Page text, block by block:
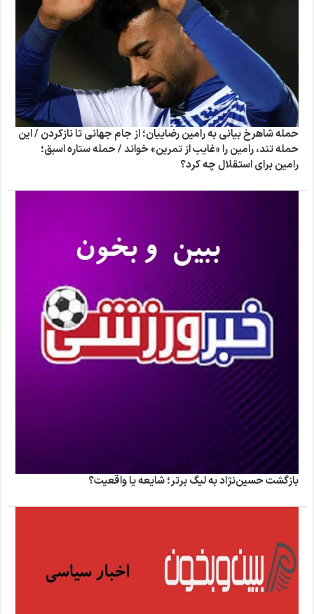
حمله شاهرخ بیانی به رامین رضاییان؛ از جام جهانی تا نازکردن / این
حمله تند، رامین را «غایب از تمرین» خواند / حمله ستاره اسبق؛
رامین برای استقلال چه کرد؟
بازگشت حسین‌نژاد به لیگ برتر؛ شایعه یا واقعیت؟